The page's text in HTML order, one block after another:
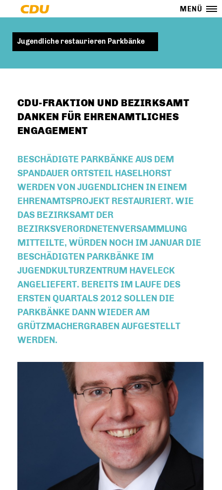
MENÜ
Jugendliche restaurieren Parkbänke
CDU-FRAKTION UND BEZIRKSAMT
DANKEN FÜR EHRENAMTLICHES
ENGAGEMENT
BESCHÄDIGTE PARKBÄNKE AUS DEM
SPANDAUER ORTSTEIL HASELHORST
WERDEN VON JUGENDLICHEN IN EINEM
EHRENAMTSPROJEKT RESTAURIERT. WIE
DAS BEZIRKSAMT DER
BEZIRKSVERORDNETENVERSAMMLUNG
MITTEILTE, WÜRDEN NOCH IM JANUAR DIE
BESCHÄDIGTEN PARKBÄNKE IM
JUGENDKULTURZENTRUM HAVELECK
ANGELIEFERT. BEREITS IM LAUFE DES
ERSTEN QUARTALS 2012 SOLLEN DIE
PARKBÄNKE DANN WIEDER AM
GRÜTZMACHERGRABEN AUFGESTELLT
WERDEN.